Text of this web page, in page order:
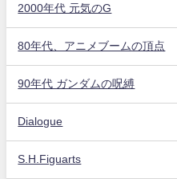
2000年代 元気のG
80年代、アニメブームの頂点
90年代 ガンダムの呪縛
Dialogue
S.H.Figuarts